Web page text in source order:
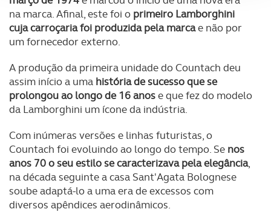
Adicionalmente partilhamos informação, relativa à sua
utilização do nosso site de publicidade e de análise, com
parceiros e organizações na UE e em países terceiros.
O ACP garantirá que as transferências internacionais de
dados pessoais serão realizadas apenas com o seu
consentimento e quando tal se afigure estritamente
necessário no contexto dos serviços a prestar.
Realçamos que o bloqueio de certo tipo de Cookies e
tecnologias similares pode ter impacto na sua
experiência de navegação no Website e nos serviços
disponibilizados.
na marca. Afinal, este foi o primeiro Lamborghini
cuja carroçaria foi produzida pela marcae não por
um fornecedor externo.
A produção da primeira unidade do Countach deu
assim início a uma história de sucesso que se
prolongou ao longo de 16 anose que fez do modelo
da Lamborghini um ícone da indústria.
Com inúmeras versões e linhas futuristas, o
Countach foi evoluindo ao longo do tempo. Se nos
anos 70 o seu estilo se caracterizava pela elegância,
na década seguinte a casa Sant'Agata Bolognese
soube adaptá-lo a uma era de excessos com
diversos apêndices aerodinâmicos.